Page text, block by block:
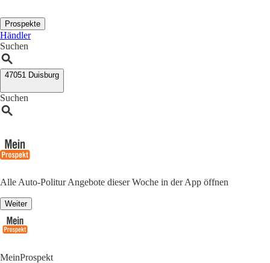
Prospekte
Händler
Suchen
47051 Duisburg
Suchen
Alle Auto-Politur Angebote dieser Woche in der App öffnen
Weiter
MeinProspekt